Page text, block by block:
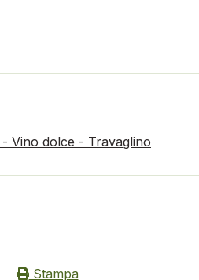
Vino dolce - Travaglino
Stampa